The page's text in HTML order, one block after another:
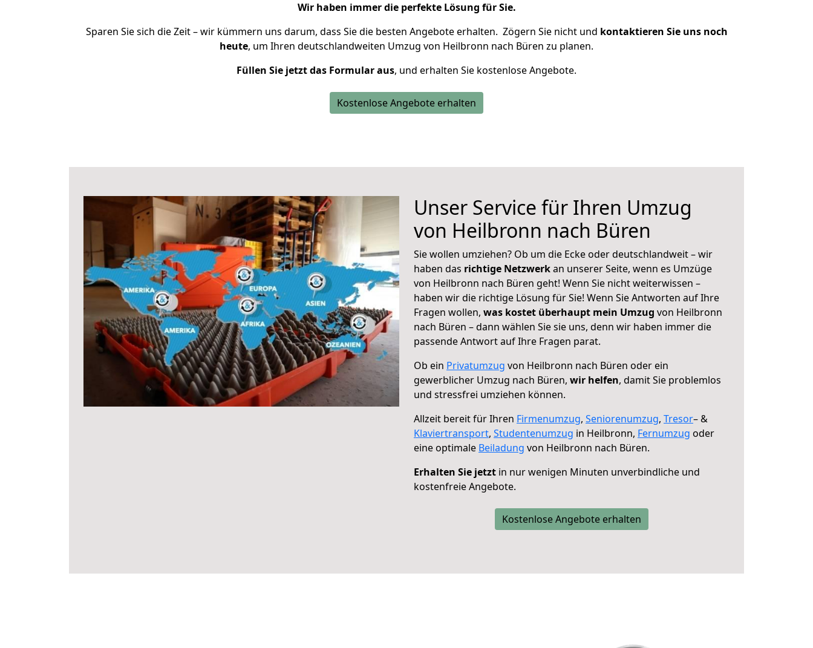
Wir haben immer die perfekte Lösung für Sie.
Sparen Sie sich die Zeit – wir kümmern uns darum, dass Sie die besten Angebote erhalten. Zögern Sie nicht und kontaktieren Sie uns noch
heute, um Ihren deutschlandweiten Umzug von Heilbronn nach Büren zu planen.
Füllen Sie jetzt das Formular aus, und erhalten Sie kostenlose Angebote.
Kostenlose Angebote erhalten
Unser Service für Ihren Umzug
von Heilbronn nach Büren
Sie wollen umziehen? Ob um die Ecke oder deutschlandweit – wir
haben das richtige Netzwerkan unserer Seite, wenn es Umzüge
von Heilbronn nach Büren geht! Wenn Sie nicht weiterwissen –
haben wir die richtige Lösung für Sie! Wenn Sie Antworten auf Ihre
Fragen wollen, was kostet überhaupt mein Umzug von Heilbronn
nach Büren – dann wählen Sie sie uns, denn wir haben immer die
passende Antwort auf Ihre Fragen parat.
Ob ein Privatumzug von Heilbronn nach Büren oder ein
gewerblicher Umzug nach Büren, wir helfen, damit Sie problemlos
und stressfrei umziehen können.
Allzeit bereit für Ihren Firmenumzug, Seniorenumzug, Tresor– &
Klaviertransport, Studentenumzug in Heilbronn, Fernumzug oder
eine optimale Beiladung von Heilbronn nach Büren.
Erhalten Sie jetzt in nur wenigen Minuten unverbindliche und
kostenfreie Angebote.
Kostenlose Angebote erhalten